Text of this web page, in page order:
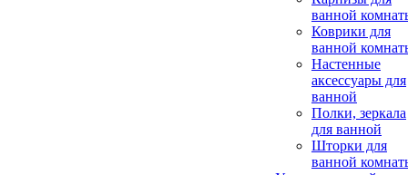
ванной
Коврики для
ванной
Настенные
аксессуары для
ванной
Полки, зеркала
для ванной
Шторки для
ванной